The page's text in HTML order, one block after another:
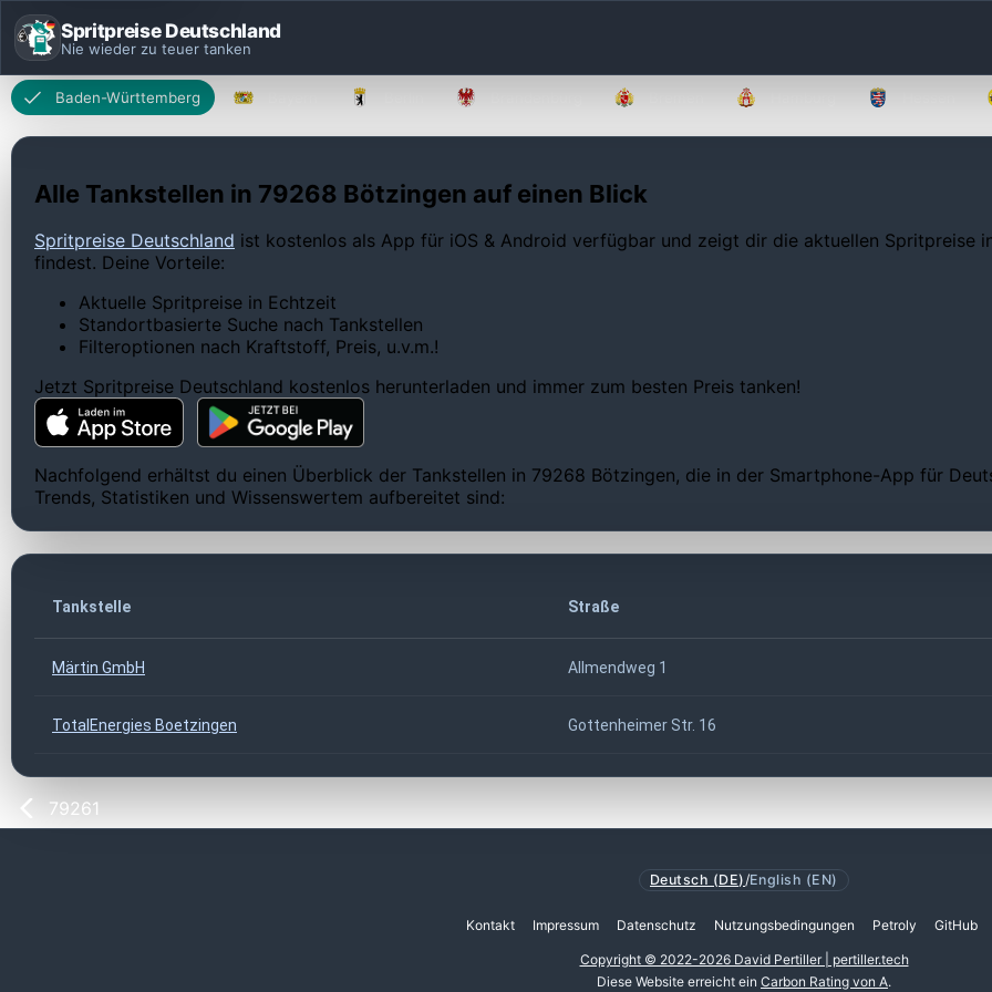
Spritpreise Deutschland
Nie wieder zu teuer tanken
Baden-Württemberg
Alle Tankstellen in 79268 Bötzingen auf einen Blick
Spritpreise Deutschland ist kostenlos als App für iOS & Android verfügbar und zeigt dir die aktuellen Spritpreise
findest. Deine Vorteile:
Aktuelle Spritpreise in Echtzeit
Standortbasierte Suche nach Tankstellen
Filteroptionen nach Kraftstoff, Preis, u.v.m.!
Jetzt Spritpreise Deutschland kostenlos herunterladen und immer zum besten Preis tanken!
Nachfolgend erhältst du einen Überblick der Tankstellen in 79268 Bötzingen, die in der Smartphone-App für
Trends, Statistiken und Wissenswertem aufbereitet sind:
Tankstelle Straße
Märtin GmbH Allmendweg 1
TotalEnergies Boetzingen Gottenheimer Str. 16
79261
Deutsch (DE) /English (EN)
Kontakt Impressum Datenschutz Nutzungsbedingungen Petroly GitHub
Copyright © 2022-2026 David Pertiller | pertiller.tech
Diese Website erreicht ein Carbon Rating von A.